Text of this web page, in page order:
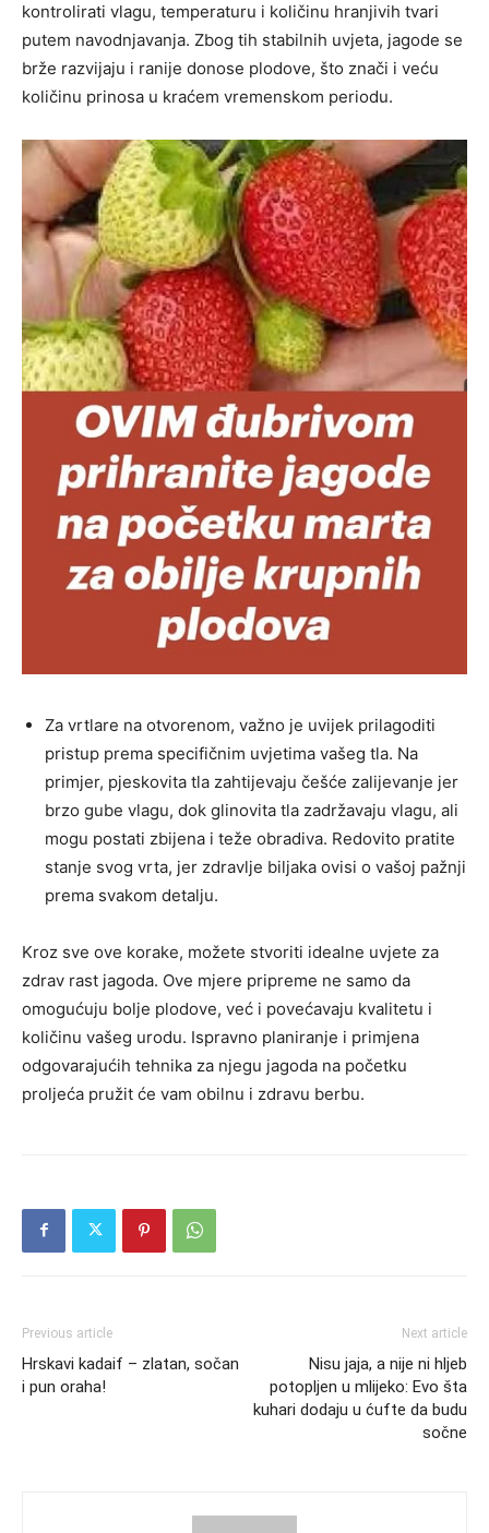
kontrolirati vlagu, temperaturu i količinu hranjivih tvari
putem navodnjavanja. Zbog tih stabilnih uvjeta, jagode se
brže razvijaju i ranije donose plodove, što znači i veću
količinu prinosa u kraćem vremenskom periodu.
Za vrtlare na otvorenom, važno je uvijek prilagoditi
pristup prema specifičnim uvjetima vašeg tla. Na
primjer, pjeskovita tla zahtijevaju češće zalijevanje jer
brzo gube vlagu, dok glinovita tla zadržavaju vlagu, ali
mogu postati zbijena i teže obradiva. Redovito pratite
stanje svog vrta, jer zdravlje biljaka ovisi o vašoj pažnji
prema svakom detalju.
Kroz sve ove korake, možete stvoriti idealne uvjete za
zdrav rast jagoda. Ove mjere pripreme ne samo da
omogućuju bolje plodove, već i povećavaju kvalitetu i
količinu vašeg urodu. Ispravno planiranje i primjena
odgovarajućih tehnika za njegu jagoda na početku
proljeća pružit će vam obilnu i zdravu berbu.
Previous article
Hrskavi kadaif – zlatan, sočan
i pun oraha!
Next article
Nisu jaja, a nije ni hljeb
potopljen u mlijeko: Evo šta
kuhari dodaju u ćufte da budu
sočne